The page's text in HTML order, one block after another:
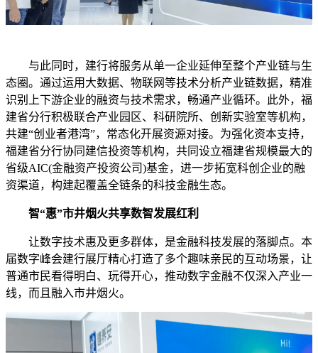
与此同时，建行将服务从单一企业延伸至整个产业链与生
态圈。通过运用大数据、物联网等技术分析产业链数据，精准
识别上下游企业的融资与技术需求，畅通产业循环。此外，福
建省分行积极联合产业园区、科研院所、创新实验室等机构，
共建“创业者港湾”，常态化开展资源对接。为强化资本支持，
福建省分行协同建信投资等机构，共同设立福建省规模最大的
省级AIC(金融资产投资公司)基金，进一步拓宽科创企业的融
资渠道，构建起覆盖全链条的科技金融生态。
智“惠”市井烟火共享数智发展红利
让数字技术惠及更多群体，是金融科技发展的落脚点。本
届数字峰会建行展厅精心打造了多个趣味亲民的互动场景，让
普通市民看得明白、玩得开心，推动数字金融不仅深入产业一
线，而且融入市井烟火。